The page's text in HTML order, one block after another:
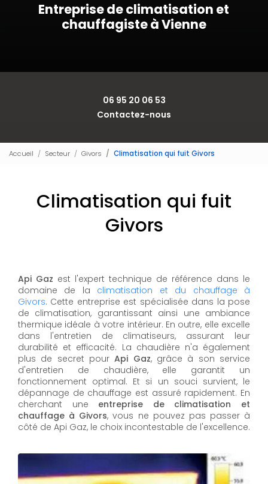
Entreprise de climatisation et
chauffagiste à Vienne
06 95 20 06 53
Contactez-nous
Accueil Secteur Givors Climatisation qui fuit Givors
Climatisation qui fuit
Givors
Api Gaz est l'expert technique de référence dans le
domaine de la climatisation et du chauffage à
Givors. Cette entreprise est spécialisée dans la pose
de climatisation, garantissant ainsi une ambiance
thermique idéale à votre intérieur. En outre, elle excelle
dans l'entretien de climatiseurs, assurant leur
durabilité et efficacité. La chaudière n'a également
plus de secret pourApi Gaz, grâce à son service
d'entretien de chaudière, elle garantit un
fonctionnement optimal. Et si un souci survient, le
dépannage de chauffage est assuré rapidement. En
cherchant une entreprise de climatisation et
chauffage à Givors, vous ne pouvez pas passer à
côté de Api Gaz, le choix incontestable de l'excellence.